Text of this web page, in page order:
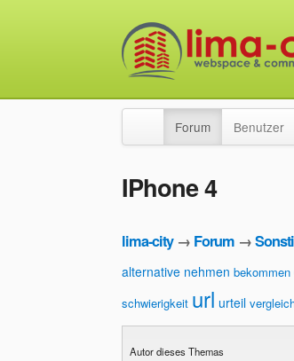
Forum Benutzer
IPhone 4
lima-city→ Forum →
alternative nehmen bekommen
schwierigkeit url urteil
Autor dieses Themas